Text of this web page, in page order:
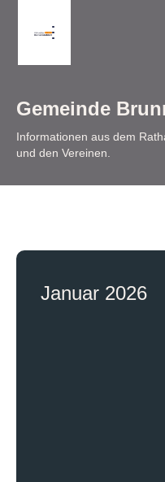
Gemeinde
Informationen aus dem
und den Vereinen.
Januar 2026